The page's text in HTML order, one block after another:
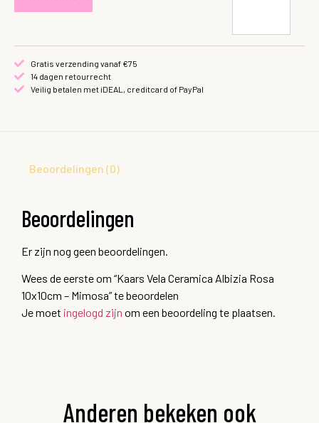
Gratis verzending vanaf €75
14 dagen retourrecht
Veilig betalen met iDEAL, creditcard of PayPal
Beoordelingen (0)
Beoordelingen
Er zijn nog geen beoordelingen.
Wees de eerste om “Kaars Vela Ceramica Albizia Rosa
10x10cm – Mimosa” te beoordelen
Je moet ingelogd zijn om een beoordeling te plaatsen.
Anderen bekeken ook